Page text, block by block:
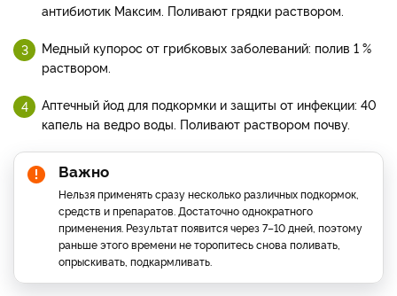
антибиотик Максим. Поливают грядки раствором.
Медный купорос от грибковых заболеваний: полив 1 %
раствором.
Аптечный йод для подкормки и защиты от инфекции: 40
капель на ведро воды. Поливают раствором почву.
Важно
Нельзя применять сразу несколько различных подкормок,
средств и препаратов. Достаточно однократного
применения. Результат появится через 7–10 дней, поэтому
раньше этого времени не торопитесь снова поливать,
опрыскивать, подкармливать.